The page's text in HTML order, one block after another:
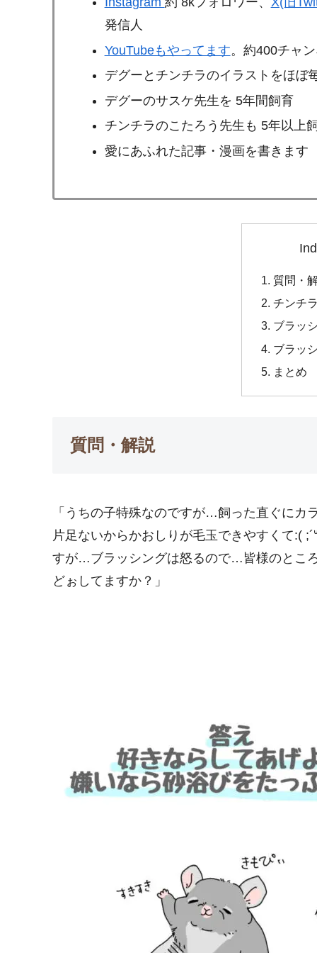
発信人
YouTubeもやってます。約400チャ
デグーとチンチラのイラストをほぼ
デグーのサスケ先生を 5年間飼育
チンチラのこたろう先生も 5年以上
愛にあふれた記事・漫画を書きます
質問・
チンチ
ブラッ
ブラッ
まとめ
質問・解説
「うちの子特殊なのですが…飼った直ぐに
片足ないからかおしりが毛玉できやすくて:(
すが…ブラッシングは怒るので…皆様のとこ
どぉしてますか？」